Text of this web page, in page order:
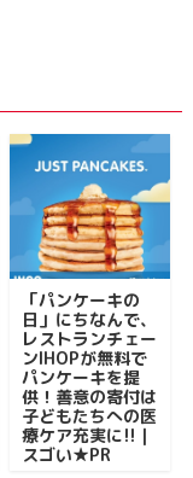
「パンケーキの
日」にちなんで、
レストランチェー
ンIHOPが無料で
パンケーキを提
供！善意の寄付は
子どもたちへの医
療ケア充実に!!｜
スゴい★PR